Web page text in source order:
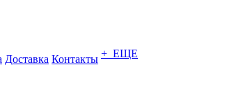
Доставка Контакты + ЕЩЕ